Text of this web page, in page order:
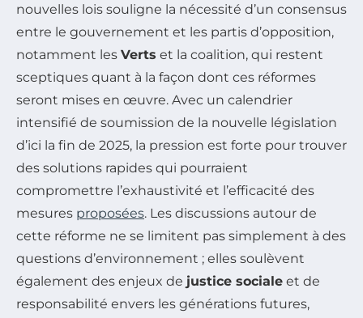
nouvelles lois souligne la nécessité d’un consensus
entre le gouvernement et les partis d’opposition,
notamment les Verts et la coalition, qui restent
sceptiques quant à la façon dont ces réformes
seront mises en œuvre. Avec un calendrier
intensifié de soumission de la nouvelle législation
d’ici la fin de 2025, la pression est forte pour trouver
des solutions rapides qui pourraient
compromettre l’exhaustivité et l’efficacité des
mesures proposées. Les discussions autour de
cette réforme ne se limitent pas simplement à des
questions d’environnement ; elles soulèvent
également des enjeux de justice sociale et de
responsabilité envers les générations futures,